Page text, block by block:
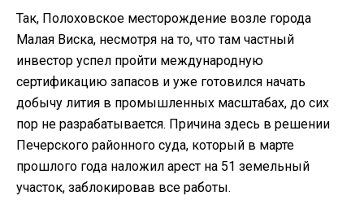
Так, Полоховское месторождение возле города
Малая Виска, несмотря на то, что там частный
инвестор успел пройти международную
сертификацию запасов и уже готовился начать
добычу лития в промышленных масштабах, до сих
пор не разрабатывается. Причина здесь в решении
Печерского районного суда, который в марте
прошлого года наложил арест на 51 земельный
участок, заблокировав все работы.